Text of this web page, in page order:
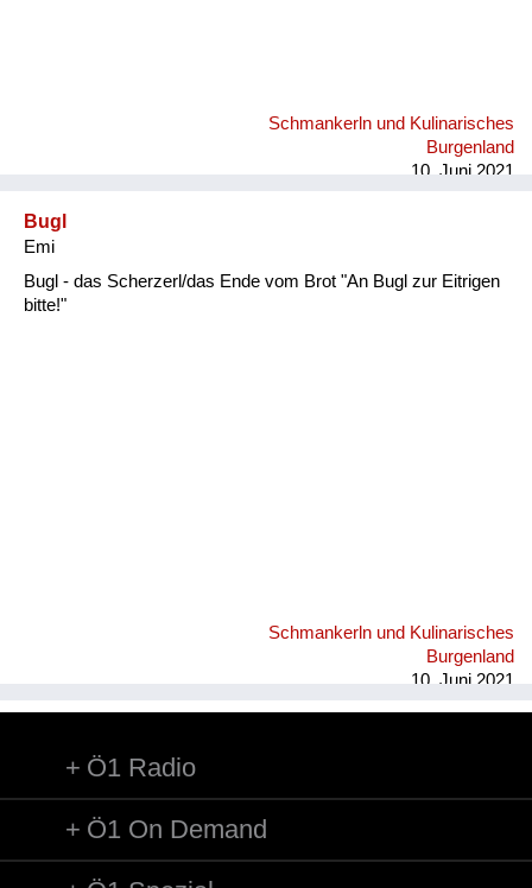
Schmankerln und Kulinarisches
Burgenland
10. Juni 2021
Bugl
Emi
Bugl - das Scherzerl/das Ende vom Brot "An Bugl zur Eitrigen
bitte!"
Schmankerln und Kulinarisches
Burgenland
10. Juni 2021
Ö1 Radio
Ö1 On Demand